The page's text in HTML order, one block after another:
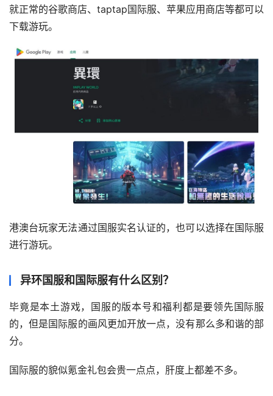
就正常的谷歌商店、taptap国际服、苹果应用商店等都可以
下载游玩。
港澳台玩家无法通过国服实名认证的，也可以选择在国际服
进行游玩。
异环国服和国际服有什么区别？
毕竟是本土游戏，国服的版本号和福利都是要领先国际服
的，但是国际服的画风更加开放一点，没有那么多和谐的部
分。
国际服的貌似氪金礼包会贵一点点，肝度上都差不多。